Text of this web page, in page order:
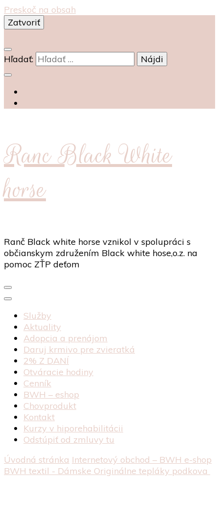
Preskoč na obsah
Zatvoriť
Hľadať:
Ranc Black White
horse
Ranč Black white horse vznikol v spolupráci s
občianskym združením Black white hose,o.z. na
pomoc ZŤP deťom
Služby
Aktuality
Adopcia a prenájom
Daruj krmivo pre zvieratká
2% Z DANÍ
Otváracie hodiny
Cenník
BWH – eshop
Chovprodukt
Kontakt
Kurzy v hiporehabilitácii
Odstúpiť od zmluvy tu
Úvodná stránka Internetový obchod – BWH e-shop
BWH textil - Dámske Originálne tepláky podkova